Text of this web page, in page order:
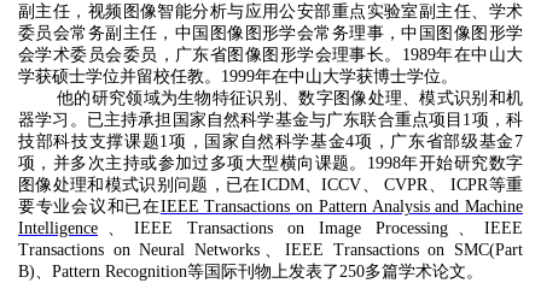
副主任，视频图像智能分析与应用公安部重点实验室副主任、学术
委员会常务副主任，中国图像图形学会常务理事，中国图像图形学
会学术委员会委员，广东省图像图形学会理事长。1989年在中山大
学获硕士学位并留校任教。1999年在中山大学获博士学位。
他的研究领域为生物特征识别、数字图像处理、模式识别和机
器学习。已主持承担国家自然科学基金与广东联合重点项目1项，科
技部科技支撑课题1项，国家自然科学基金4项，广东省部级基金7
项，并多次主持或参加过多项大型横向课题。1998年开始研究数字
图像处理和模式识别问题，已在ICDM、ICCV、 CVPR、 ICPR等重
要专业会议和已在IEEE Transactions on Pattern Analysis and Machine
Intelligence 、IEEE Transactions on Image Processing、IEEE
Transactions on Neural Networks、IEEE Transactions on SMC(Part
B)、Pattern Recognition等国际刊物上发表了250多篇学术论文。